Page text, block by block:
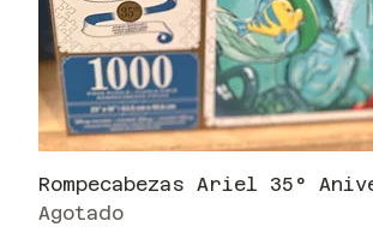
Rompecabezas Ariel 35°
Agotado